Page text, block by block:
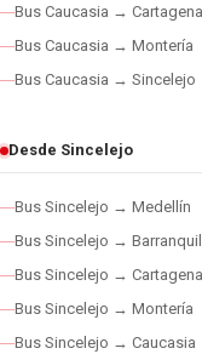
Bus Caucasia → Cartagena
Bus Caucasia → Montería
Bus Caucasia → Sincelejo
Desde Sincelejo
Bus Sincelejo → Medellín
Bus Sincelejo →
Bus Sincelejo → Cartagena
Bus Sincelejo → Montería
Bus Sincelejo → Caucasia